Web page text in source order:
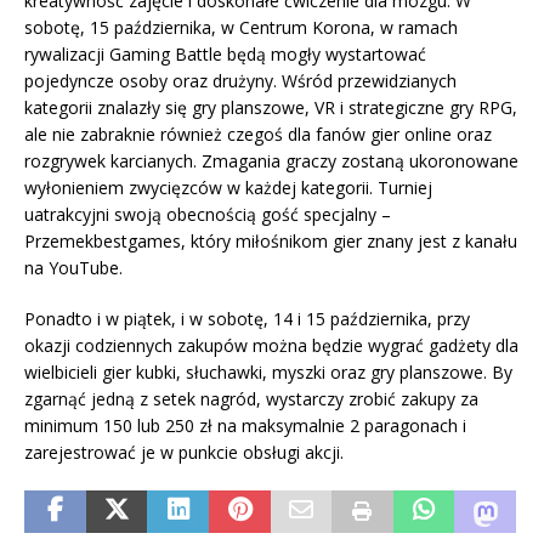
sobotę, 15 października, w Centrum Korona, w ramach
rywalizacji Gaming Battle będą mogły wystartować
pojedyncze osoby oraz drużyny. Wśród przewidzianych
kategorii znalazły się gry planszowe, VR i strategiczne gry RPG,
ale nie zabraknie również czegoś dla fanów gier online oraz
rozgrywek karcianych. Zmagania graczy zostaną ukoronowane
wyłonieniem zwycięzców w każdej kategorii. Turniej
uatrakcyjni swoją obecnością gość specjalny –
Przemekbestgames, który miłośnikom gier znany jest z kanału
na YouTube.
Ponadto i w piątek, i w sobotę, 14 i 15 października, przy
okazji codziennych zakupów można będzie wygrać gadżety dla
wielbicieli gier kubki, słuchawki, myszki oraz gry planszowe. By
zgarnąć jedną z setek nagród, wystarczy zrobić zakupy za
minimum 150 lub 250 zł na maksymalnie 2 paragonach i
zarejestrować je w punkcie obsługi akcji.